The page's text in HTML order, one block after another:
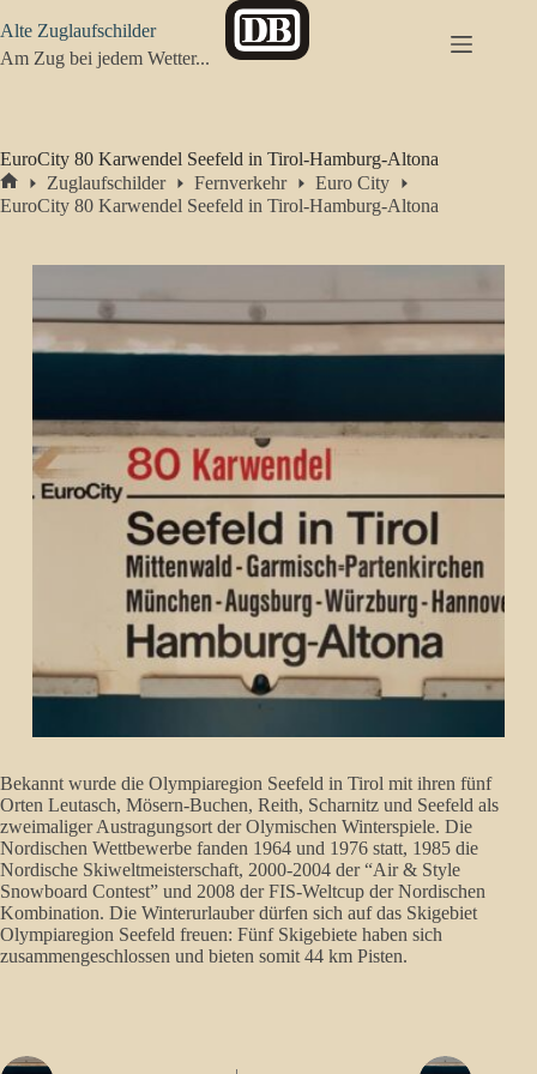
Inhalt
springen
Alte Zuglaufschilder
Am Zug bei jedem Wetter...
EuroCity 80 Karwendel Seefeld in Tirol-Hamburg-Altona
Start
Zuglaufschilder Fernverkehr
Euro City
EuroCity 80 Karwendel Seefeld in Tirol-Hamburg-Altona
Bekannt wurde die Olympiaregion Seefeld in Tirol mit ihren fünf
Orten Leutasch, Mösern-Buchen, Reith, Scharnitz und Seefeld als
zweimaliger Austragungsort der Olymischen Winterspiele. Die
Nordischen Wettbewerbe fanden 1964 und 1976 statt, 1985 die
Nordische Skiweltmeisterschaft, 2000-2004 der “Air & Style
Snowboard Contest” und 2008 der FIS-Weltcup der Nordischen
Kombination. Die Winterurlauber dürfen sich auf das Skigebiet
Olympiaregion Seefeld freuen: Fünf Skigebiete haben sich
zusammengeschlossen und bieten somit 44 km Pisten.